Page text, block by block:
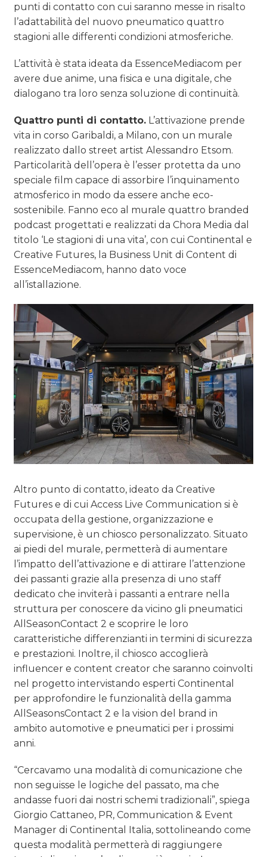
punti di contatto con cui saranno messe in risalto
l’adattabilità del nuovo pneumatico quattro
stagioni alle differenti condizioni atmosferiche.
L’attività è stata ideata da EssenceMediacom per
avere due anime, una fisica e una digitale, che
dialogano tra loro senza soluzione di continuità.
Quattro punti di contatto. L’attivazione prende
vita in corso Garibaldi, a Milano, con un murale
realizzato dallo street artist Alessandro Etsom.
Particolarità dell’opera è l’esser protetta da uno
speciale film capace di assorbire l’inquinamento
atmosferico in modo da essere anche eco-
sostenibile. Fanno eco al murale quattro branded
podcast progettati e realizzati da Chora Media dal
titolo ‘Le stagioni di una vita’, con cui Continental e
Creative Futures, la Business Unit di Content di
EssenceMediacom, hanno dato voce
all’istallazione.
Altro punto di contatto, ideato da Creative
Futures e di cui Access Live Communication si è
occupata della gestione, organizzazione e
supervisione, è un chiosco personalizzato. Situato
ai piedi del murale, permetterà di aumentare
l’impatto dell’attivazione e di attirare l’attenzione
dei passanti grazie alla presenza di uno staff
dedicato che inviterà i passanti a entrare nella
struttura per conoscere da vicino gli pneumatici
AllSeasonContact 2 e scoprire le loro
caratteristiche differenzianti in termini di sicurezza
e prestazioni. Inoltre, il chiosco accoglierà
influencer e content creator che saranno coinvolti
nel progetto intervistando esperti Continental
per approfondire le funzionalità della gamma
AllSeasonsContact 2 e la vision del brand in
ambito automotive e pneumatici per i prossimi
anni.
“Cercavamo una modalità di comunicazione che
non seguisse le logiche del passato, ma che
andasse fuori dai nostri schemi tradizionali”, spiega
Giorgio Cattaneo, PR, Communication & Event
Manager di Continental Italia, sottolineando come
questa modalità permetterà di raggiungere